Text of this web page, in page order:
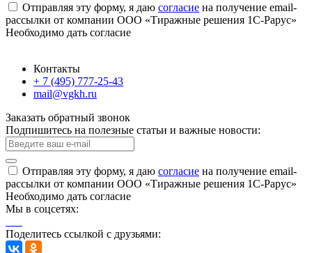
Отправляя эту форму, я даю согласие на получение email-
рассылки от компании ООО «Тиражные решения 1С-Рарус»
Необходимо дать согласие
Контакты
+ 7 (495) 777-25-43
mail@vgkh.ru
Заказать обратный звонок
Подпишитесь на полезные статьи и важные новости:
Отправляя эту форму, я даю согласие на получение email-
рассылки от компании ООО «Тиражные решения 1С-Рарус»
Необходимо дать согласие
Мы в соцсетях:
Поделитесь ссылкой с друзьями: